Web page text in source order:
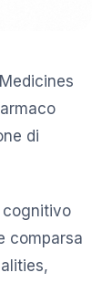
di
cognitivo
comparsa